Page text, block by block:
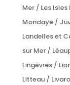
Mer / Les
Mondaye /
Landelles et
sur Mer /
Lingèvres /
Litteau /